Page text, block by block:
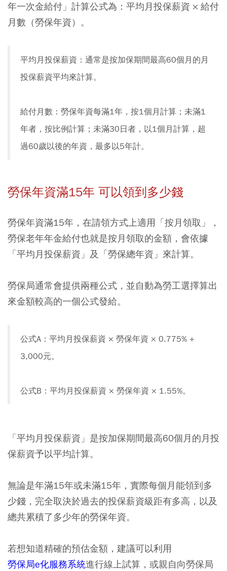
年一次金給付」計算公式為：平均月投保薪資 × 給付
月數（勞保年資）。
平均月投保薪資：通常是按加保期間最高60個月的月
投保薪資平均來計算。
給付月數：勞保年資每滿1年，按1個月計算；未滿1
年者，按比例計算；未滿30日者，以1個月計算，超
過60歲以後的年資，最多以5年計。
勞保年資滿15年 可以領到多少錢
勞保年資滿15年，在請領方式上適用「按月領取」，
勞保老年年金給付也就是按月領取的金額，會依據
「平均月投保薪資」及「勞保總年資」來計算。
勞保局通常會提供兩種公式，並自動為勞工選擇算出
來金額較高的一個公式發給。
公式A：平均月投保薪資 × 勞保年資 × 0.775% +
3,000元。
公式B：平均月投保薪資 × 勞保年資 × 1.55%。
「平均月投保薪資」是按加保期間最高60個月的月投
保薪資予以平均計算。
無論是年滿15年或未滿15年，實際每個月能領到多
少錢，完全取決於過去的投保薪資級距有多高，以及
總共累積了多少年的勞保年資。
若想知道精確的預估金額，建議可以利用
勞保局e化服務系統進行線上試算，或親自向勞保局